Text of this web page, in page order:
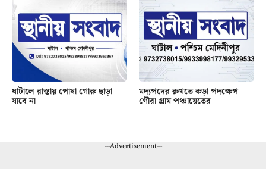
ঘাটালে রাস্তায় পোষা গোরু ছাড়া
যাবে না
মদ্যপদের রুখতে কড়া পদক্ষেপ
গৌরা গ্রাম পঞ্চায়েতের
---Advertisement---